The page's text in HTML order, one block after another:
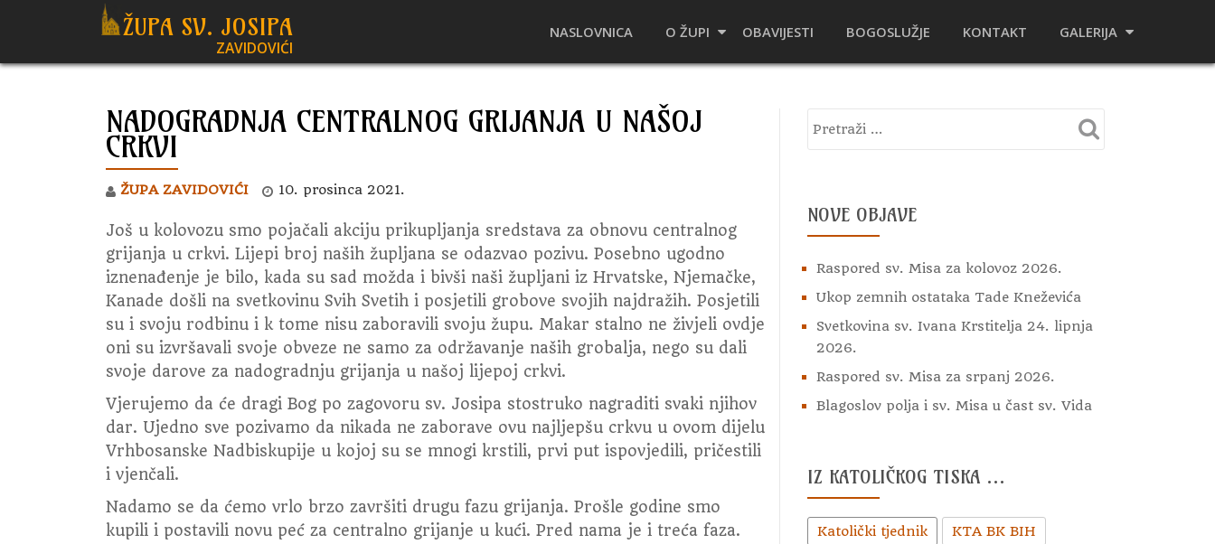
to
ŽUPA SV. JOSIPA
ZAVIDOVIĆI
NASLOVNICA O ŽUPI OBAVIJESTI BOGOSLUŽJE KONTAKT GALERIJA
NADOGRADNJA CENTRALNOG GRIJANJA U NAŠOJ
CRKVI
ŽUPA ZAVIDOVIĆI 10. prosinca 2021.
Još u kolovozu smo pojačali akciju prikupljanja sredstava za obnovu centralnog
grijanja u crkvi. Lijepi broj naših župljana se odazvao pozivu. Posebno ugodno
iznenađenje je bilo, kada su sad možda i bivši naši župljani iz Hrvatske, Njemačke,
Kanade došli na svetkovinu Svih Svetih i posjetili grobove svojih najdražih. Posjetili
su i svoju rodbinu i k tome nisu zaboravili svoju župu. Makar stalno ne živjeli ovdje
oni su izvršavali svoje obveze ne samo za održavanje naših grobalja, nego su dali
svoje darove za nadogradnju grijanja u našoj lijepoj crkvi.
Vjerujemo da će dragi Bog po zagovoru sv. Josipa stostruko nagraditi svaki njihov
dar. Ujedno sve pozivamo da nikada ne zaborave ovu najljepšu crkvu u ovom dijelu
Vrhbosanske Nadbiskupije u kojoj su se mnogi krstili, prvi put ispovjedili, pričestili
i vjenčali.
Nadamo se da ćemo vrlo brzo završiti drugu fazu grijanja. Prošle godine smo
kupili i postavili novu peć za centralno grijanje u kući. Pred nama je i treća faza.
NOVE OBJAVE
Raspored sv. Misa za kolovoz 2026.
Ukop zemnih ostataka Tade Kneževića
Svetkovina sv. Ivana Krstitelja 24. lipnja
2026.
Raspored sv. Misa za srpanj 2026.
Blagoslov polja i sv. Misa u čast sv. Vida
IZ KATOLIČKOG TISKA …
Katolički tjednik KTA BK BIH